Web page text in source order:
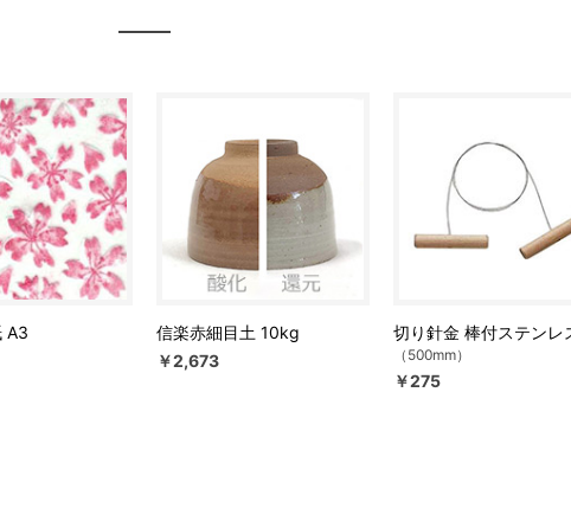
A3
信楽赤細目土 10kg
￥2,673
切り針金 棒付ステンレ
（500mm）
￥275